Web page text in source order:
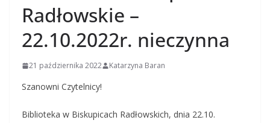
Radłowskie –
22.10.2022r. nieczynna
21 października 2022 Katarzyna Baran
Szanowni Czytelnicy!
Biblioteka w Biskupicach Radłowskich, dnia 22.10.